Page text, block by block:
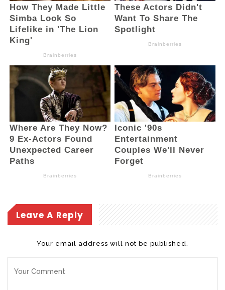
Ditengah isu perombakan yang kian
memanas dengan rezim baru, salah satu
menanggapi isu tersebut. Menurutnya,
birokrat BMR perlu di dorong untuk
mengembangkan karier di Pemprov Sulut,
baik di eselon II, III dan IV. Hal ini penting
untuk keseimbangan maupun regenerasi
kader birokrat di tingkat Provinsi.
“Saat ini tinggal Tahlis Gallang dan Lukman
jabatan di Pemprov Sulut,” kata Hendra.
keluar dari zona nyaman. Karena bertarung
di tingkat provinsi semacam sindrom bagi
birokrat BMR. Hal ini dapat dilihat setiap
Leave A Reply
Your email address will not be published.